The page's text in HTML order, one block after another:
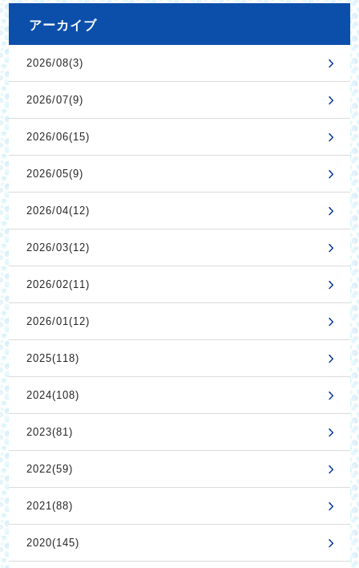
アーカイブ
2026/08(3)
2026/07(9)
2026/06(15)
2026/05(9)
2026/04(12)
2026/03(12)
2026/02(11)
2026/01(12)
2025(118)
2024(108)
2023(81)
2022(59)
2021(88)
2020(145)